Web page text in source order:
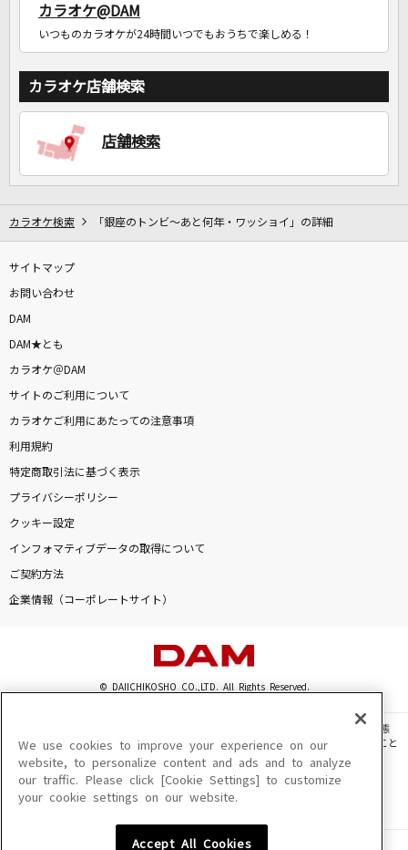
カラオケ@DAM
いつものカラオケが24時間いつでもおうちで楽しめる！
カラオケ店舗検索
店舗検索
カラオケ検索 「銀座のトンビ～あと何年・ワッショイ」の詳細
サイトマップ
お問い合わせ
DAM
DAM★とも
カラオケ＠DAM
サイトのご利用について
カラオケご利用にあたっての注意事項
利用規約
特定商取引法に基づく表示
プライバシーポリシー
クッキー設定
インフォマティブデータの取得について
ご契約方法
企業情報（コーポレートサイト）
© DAIICHIKOSHO CO.,LTD. All Rights Reserved.
このサイトに掲載されている一切の文章・画像・写真・動画・音声等を、手段や形態
を問わず、著作権法の定める範囲を超えて無断で複製、転載、ファイル化などすること
を禁じます。
楽曲及びコンテンツは、機種によりご利用いただけない場合があります。
楽曲及びコンテンツの配信日、配信内容が変更になる場合があります。
We use cookies to improve your experience on our
website, to personalize content and ads and to analyze
our traffic. Please click [Cookie Settings] to customize
your cookie settings on our website.
Accept All Cookies